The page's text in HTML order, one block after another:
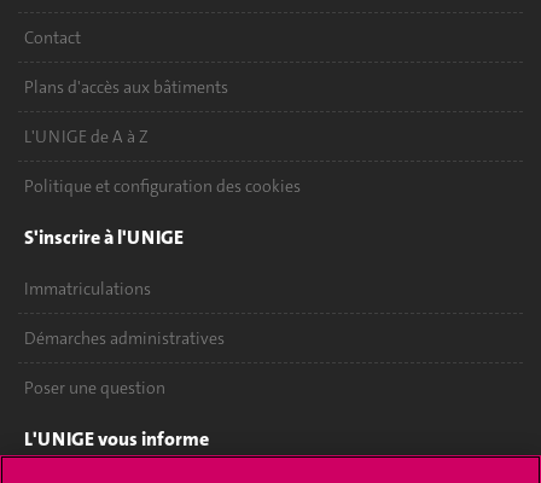
Contact
Plans d'accès aux bâtiments
L'UNIGE de A à Z
Politique et configuration des cookies
S'inscrire à l'UNIGE
Immatriculations
Démarches administratives
Poser une question
L'UNIGE vous informe